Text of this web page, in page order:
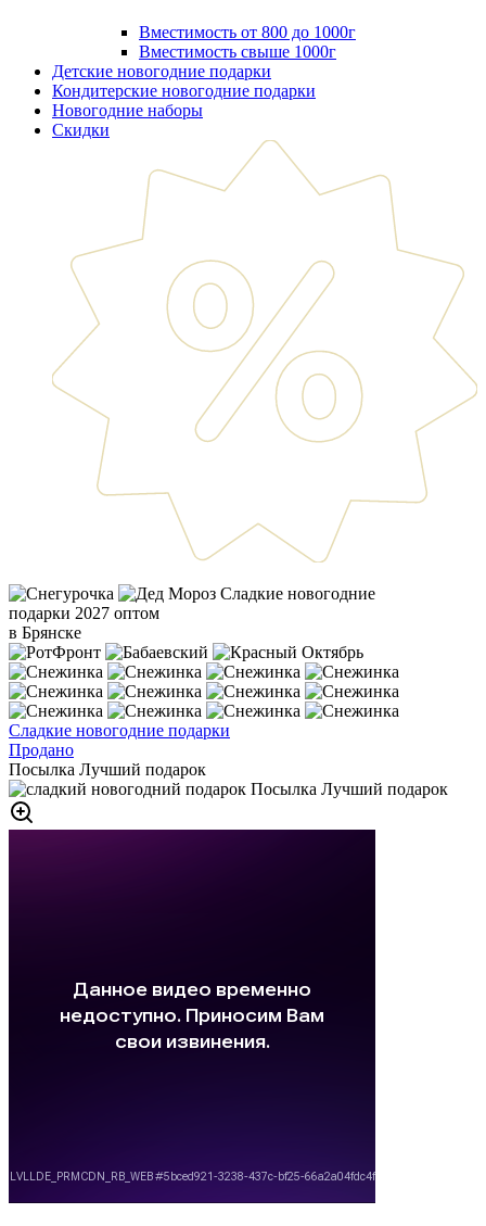
Вместимость от 800 до 1000г
Вместимость свыше 1000г
Детские новогодние подарки
Кондитерские новогодние подарки
Новогодние наборы
Скидки
Сладкие новогодние
подарки 2027 оптом
в Брянске
Сладкие новогодние подарки
Продано
Посылка Лучший подарок